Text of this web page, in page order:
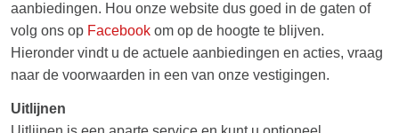
aanbiedingen. Hou onze website dus goed in de gaten of
volg ons op Facebook om op de hoogte te blijven.
Hieronder vindt u de actuele aanbiedingen en acties, vraag
naar de voorwaarden in een van onze vestigingen.
Uitlijnen